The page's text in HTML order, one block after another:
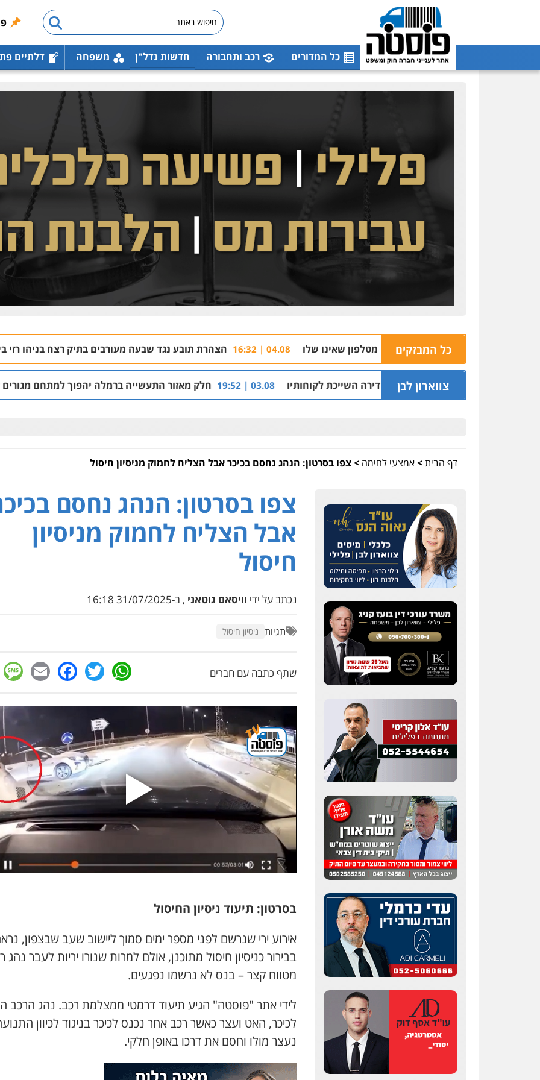
כל המדורים רכב ותחבורה חדשות נדל"ן משפחה דלתיים
כל המבזקים 04.08 | 16:32 הצהרת תובע נגד שבעה מעורבים בתיק רצח בניהו רזי בירושלים 04.08 | 13:37
צווארון לבן
מיליון שקל על דירה השייכת לקוחותיו 03.08 | 19:52 חלק מאזור התעשייה ברמלה יהפוך למתחם מגורים עם 1,700 יחידות דיור
דף הבית>אמצעי לחימה >צפו בסרטון: הנהג נחסם בכיכר אבל הצליח לחמוק מניסיון חיסול
צפו בסרטון: הנהג נחסם
אבל הצליח לחמוק מניסיון
חיסול
נכתב על ידי וויסאם גוטאני , ב-31/07/2025 16:18
תגיות ניסיון חיסול
שתף כתבה עם חברים WhatsApp
Twitter
בסרטון: תיעוד ניסיון החיסול
אירוע ירי שנרשם לפני מספר ימים סמוך ליישוב שעב שבצפון,
בבירור כניסיון חיסול מתוכנן, אולם למרות שנורו יריות לעבר נהג
מטווח קצר – בנס לא נרשמו נפגעים.
לידי אתר "פוסטה" הגיע תיעוד דרמטי ממצלמת רכב. נהג הרכב
לכיכר, האט ועצר כאשר רכב אחר נכנס לכיכר בניגוד לכיוון
נעצר מולו וחסם את דרכו באופן חלקי.